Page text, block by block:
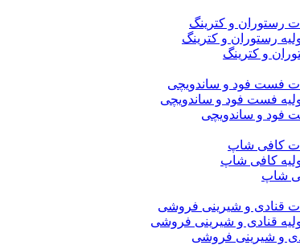
رستوران و کترینگ
رستوران و کترینگ
و کترینگ
فست فود و ساندویچی
فست فود و ساندویچی
فود و ساندویچی
کافی شاپ
کافی‌ شاپ‌
شاپ
قنادی و شیرینی فروشی
قنادی و شیرینی فروشی
و شیرینی فروشی